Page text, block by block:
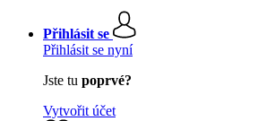
Přihlásit se
Přihlásit se nyní
Jste tu poprvé?
Vytvořit účet